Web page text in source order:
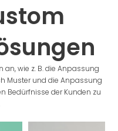
an, wie z. B. die Anpassung
Muster und die Anpassung
Bedürfnisse der Kunden zu